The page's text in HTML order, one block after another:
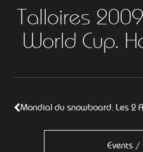
Talloires
World Cup.
Mondial du snowboard. Les 2
Events /